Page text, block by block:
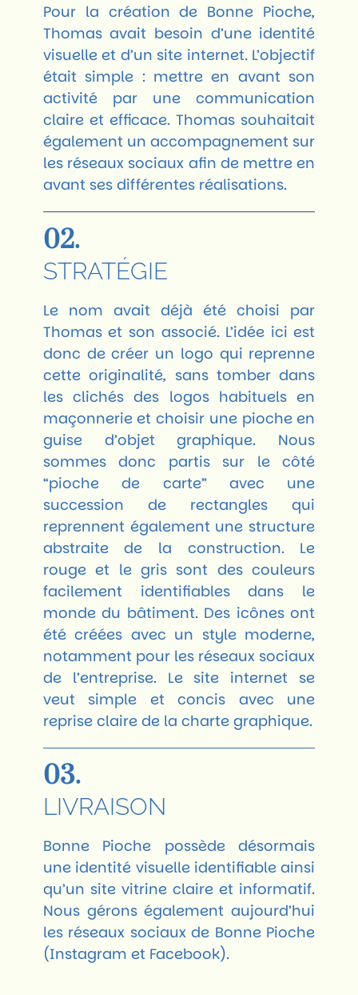
Pour la création de Bonne Pioche,
Thomas avait besoin d’une identité
visuelle et d’un site internet. L’objectif
était simple : mettre en avant son
activité par une communication
claire et efficace. Thomas souhaitait
également un accompagnement sur
les réseaux sociaux afin de mettre en
avant ses différentes réalisations.
02.
STRATÉGIE
Le nom avait déjà été choisi par
Thomas et son associé. L’idée ici est
donc de créer un logo qui reprenne
cette originalité, sans tomber dans
les clichés des logos habituels en
maçonnerie et choisir une pioche en
guise d’objet graphique. Nous
sommes donc partis sur le côté
“pioche de carte” avec une
succession de rectangles qui
reprennent également une structure
abstraite de la construction. Le
rouge et le gris sont des couleurs
facilement identifiables dans le
monde du bâtiment. Des icônes ont
été créées avec un style moderne,
notamment pour les réseaux sociaux
de l’entreprise. Le site internet se
veut simple et concis avec une
reprise claire de la charte graphique.
03.
LIVRAISON
Bonne Pioche possède désormais
une identité visuelle identifiable ainsi
qu’un site vitrine claire et informatif.
Nous gérons également aujourd’hui
les réseaux sociaux de Bonne Pioche
(Instagram et Facebook).